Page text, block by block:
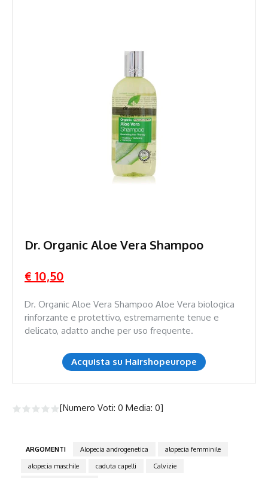
Dr. Organic Aloe Vera Shampoo
€ 10,50
Dr. Organic Aloe Vera Shampoo Aloe Vera biologica
rinforzante e protettivo, estremamente tenue e
delicato, adatto anche per uso frequente.
Acquista su Hairshopeurope
[Numero Voti: 0 Media: 0]
ARGOMENTI Alopecia androgenetica
alopecia femminile
alopecia maschile
caduta capelli
Calvizie